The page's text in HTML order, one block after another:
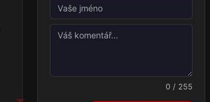
0 / 255